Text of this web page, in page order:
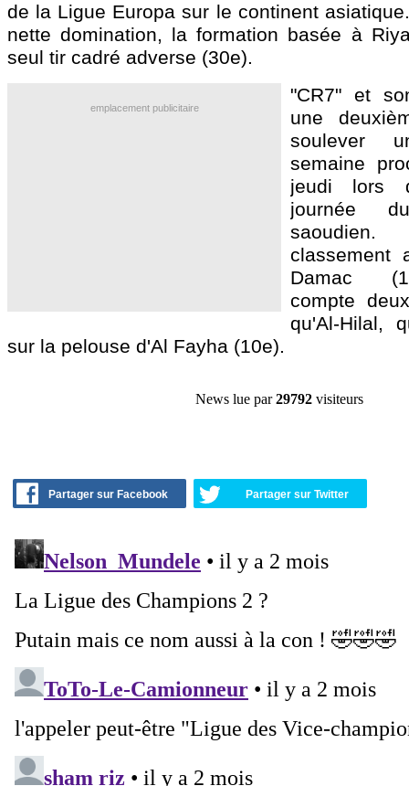
de la Ligue Europa sur le continent
nette domination, la formation basée à
seul tir cadré adverse (30e).
emplacement publicitaire
"CR7" et
une
soulever
semaine
jeudi lors
journée
classement
Damac
compte
qu'Al-Hilal,
sur la pelouse d'Al Fayha (10e).
News lue par29792 visiteurs
Partager sur Facebook Partager sur Twitter